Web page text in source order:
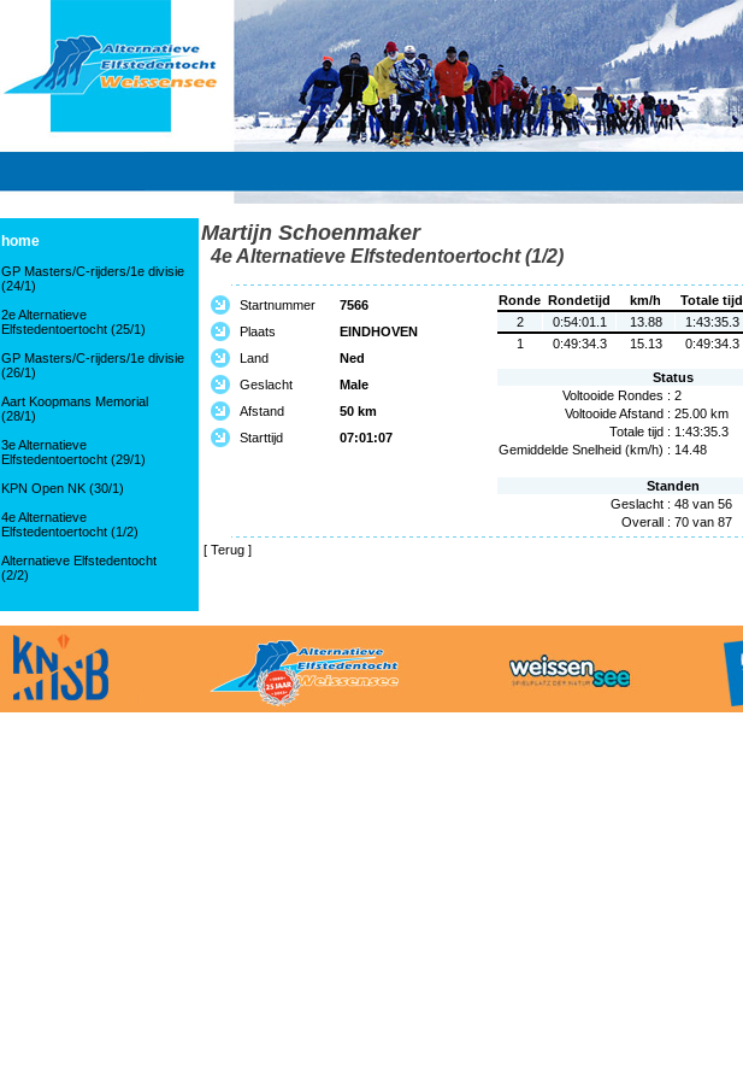
home
GP Masters/C-rijders/1e divisie
(24/1)
2e Alternatieve
Elfstedentoertocht (25/1)
GP Masters/C-rijders/1e divisie
(26/1)
Aart Koopmans Memorial
(28/1)
3e Alternatieve
Elfstedentoertocht (29/1)
KPN Open NK (30/1)
4e Alternatieve
Elfstedentoertocht (1/2)
Alternatieve Elfstedentocht
(2/2)
Martijn Schoenmaker
4e Alternatieve Elfstedentoertocht (1/2)
Startnummer
7566
Plaats
EINDHOVEN
Land
Ned
Geslacht
Male
Afstand
50 km
Starttijd
07:01:07
Ronde Rondetijd km/h Totale tijd
2
0:54:01.1 13.88 1:43:35.3
1
0:49:34.3 15.13 0:49:34.3
Status
Voltooide Rondes : 2
Voltooide Afstand : 25.00 km
Totale tijd : 1:43:35.3
Gemiddelde Snelheid (km/h) : 14.48
Standen
Geslacht : 48 van 56
Overall : 70 van 87
[ Terug ]